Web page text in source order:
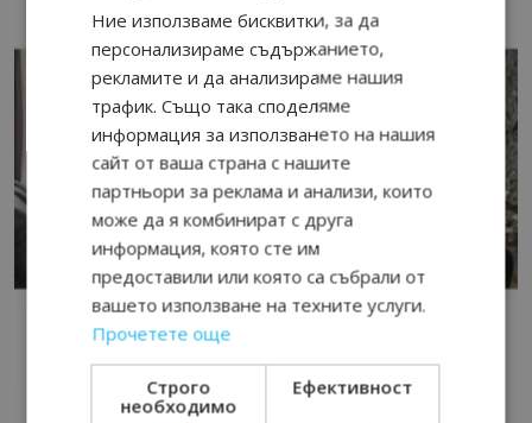
Ние използваме бисквитки, за да
персонализираме съдържанието,
рекламите и да анализираме нашия
трафик. Също така споделяме
информация за използването на нашия
сайт от ваша страна с нашите
партньори за реклама и анализи, които
може да я комбинират с друга
информация, която сте им
предоставили или която са събрали от
вашето използване на техните услуги.
Прочетете още
Строго
необходимо
Ефективност